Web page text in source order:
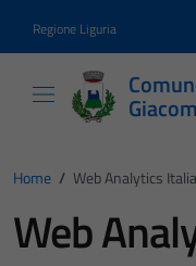
Regione Liguria
Home / Web Analytics Italia
Web